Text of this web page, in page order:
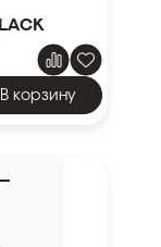
В корзину